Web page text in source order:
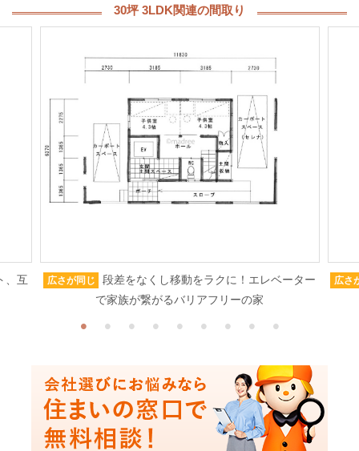
30坪 3LDK関連の間取り
、互 広さが同じ
段差をなくし移動をラクに！エレベーター
で家族が繋がるバリアフリーの家
広さ